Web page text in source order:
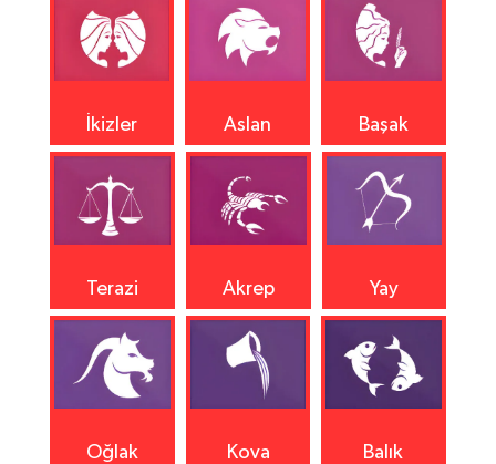
İkizler Aslan Başak
Terazi Akrep Yay
Oğlak Kova Balık